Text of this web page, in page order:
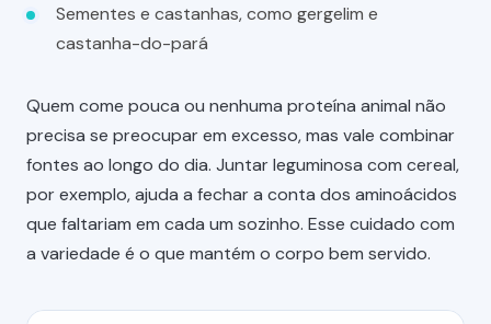
Sementes e castanhas, como gergelim e
castanha-do-pará
Quem come pouca ou nenhuma proteína animal não
precisa se preocupar em excesso, mas vale combinar
fontes ao longo do dia. Juntar leguminosa com cereal,
por exemplo, ajuda a fechar a conta dos aminoácidos
que faltariam em cada um sozinho. Esse cuidado com
a variedade é o que mantém o corpo bem servido.